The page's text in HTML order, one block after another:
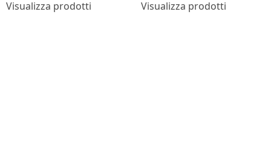
Visualizza prodotti
Visualizza prodotti